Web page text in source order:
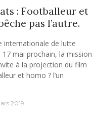
: Footballeur et
pas l’autre.
internationale de lutte
mai prochain, la mission
à la projection du film
et homo ? l’un
2019